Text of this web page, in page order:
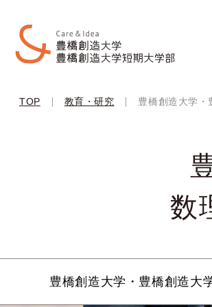
TOP | 教育・研究 | 豊橋創造大学
数
豊橋創造大学・豊橋創造大